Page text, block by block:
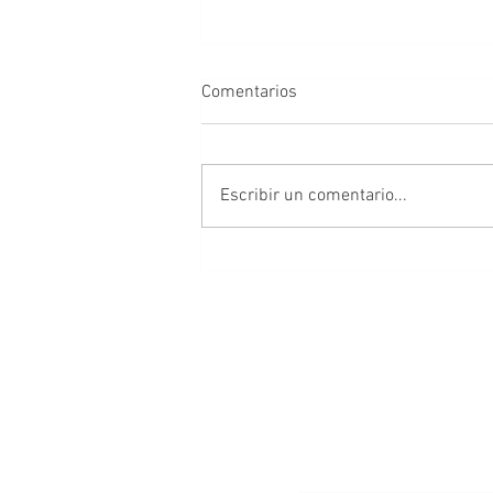
Desafío
Comentarios
Escribir un comentario...